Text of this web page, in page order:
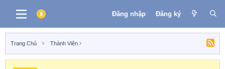
Đăng nhập Đăng ký
Trang Chủ Thành Viên